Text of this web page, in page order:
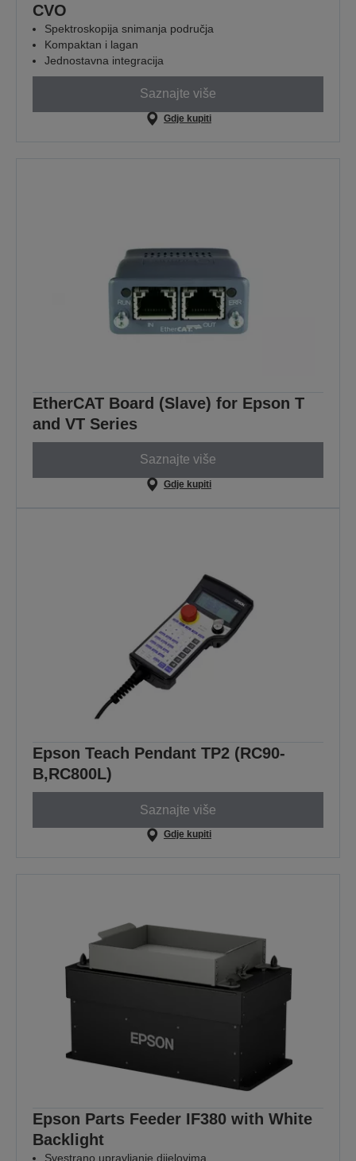
CVO
Spektroskopija snimanja područja
Kompaktan i lagan
Jednostavna integracija
Saznajte više
Gdje kupiti
EtherCAT Board (Slave) for Epson T
and VT Series
Saznajte više
Gdje kupiti
Epson Teach Pendant TP2 (RC90-
B,RC800L)
Saznajte više
Gdje kupiti
Epson Parts Feeder IF380 with White
Backlight
Svestrano upravljanje dijelovima